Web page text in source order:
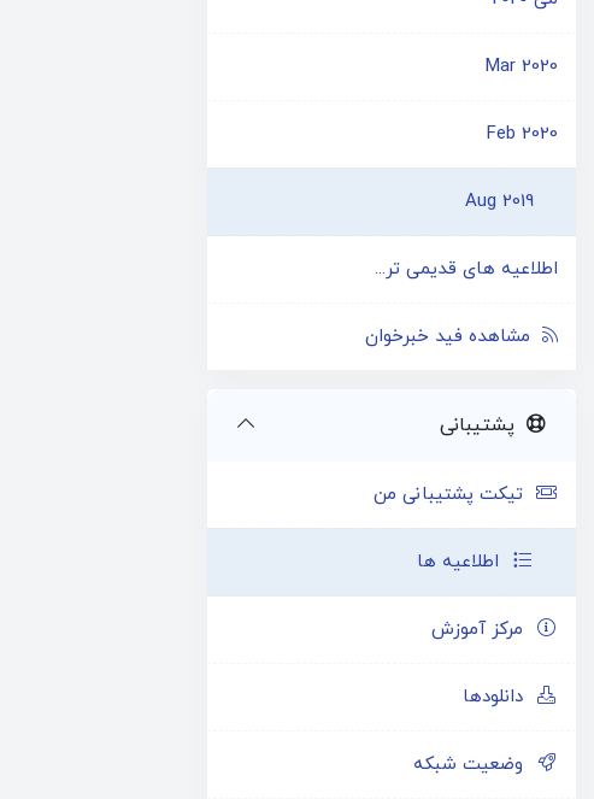
Mar 2020
Feb 2020
Aug 2019
اطلاعیه های قدیمی تر...
مشاهده فید خبرخوان
پشتیبانی
تیکت پشتیبانی من
اطلاعیه ها
مرکز آموزش
دانلودها
وضعیت شبکه